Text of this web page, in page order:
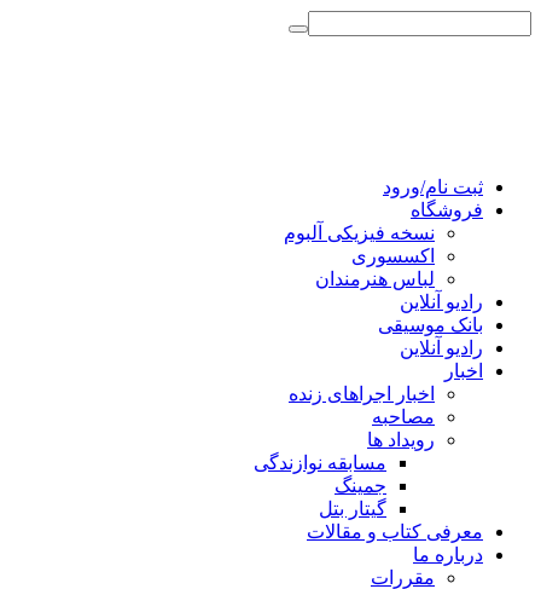
ثبت نام/ورود
فروشگاه
نسخه فیزیکی آلبوم
اکسسوری
لباس هنرمندان
رادیو آنلاین
بانک موسیقی
رادیو آنلاین
اخبار
اخبار اجراهای زنده
مصاحبه
رویداد ها
مسابقه نوازندگی
جمینگ
گیتار بتل
معرفی کتاب و مقالات
درباره ما
مقررات